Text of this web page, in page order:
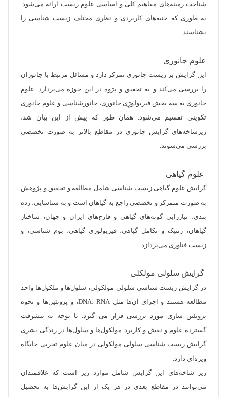
شناخت زمینه‌های مفاهیم کلی و اساسی علوم زیست ارائه می‌شود.
به طوری که جنبه‌های کاربردی و نظری مختلف زیست شناسی را
بشناسند.
علوم جانوری
این گرایش بر زیست جانوری تمرکز دارد و مسائل مرتبط با جانوران
را بررسی می‌کند و به تحقیق و پژوه در این حوزه می‌پردازد. علوم
جانوری به سه بخش فیزیولوژِی جانوری، جانورشناسی و علوم جانوری
تکوینی تقسیم می‌شود. همان طور که پیش از این بیان شد،
زیرشاخه‌های گرایش جانوری در مقاطع بالاتر به صورت تخصصی
بررسی می‌شوند.
علوم گیاهی
گرایش علوم گیاهی زیست شناسی شامل مطالعه و تحقیق و پژوهش
به صورت متمرکز و تخصصی راجع به گیاهان است و به شناسایی، رده
بندی، تبارزایی گونه‌های گیاهی و قارچ‌های ایران و جهان، ساختار
گیاهان، ژنتیک و تکامل گیاهی، فیزیولوژی گیاهی، بوم شناسی، و
زیست فناوری می‌پردازد.
گرایش سلولی مولکلی
در گرایش زیست شناسی سلولی مولکولی، سلول‌ها و ملکول‌ها واحد
مطالعه هستند و اجزای آن‌ها مثل DNA، RNA، و پروتئین‌ها و نحوه
پروتئین سازی مورد بررسی قرار می گیرد. با توجه به پیشرفت
گسترده علوم و نقش و کاربرد مولکول‌ها و سلول‌ها در زندگی بشری
گرایش زیست شناسی سلولی مولکولی در میان علوم تجربی جایگاه
ویژه‌ای دارد.
زیر شاخه‌های این گرایش شامل موارد زیر است که علاقمندان
می‌توانند در مقاطع بعدی در هر یک از این گرابش‌ها به تحصیل